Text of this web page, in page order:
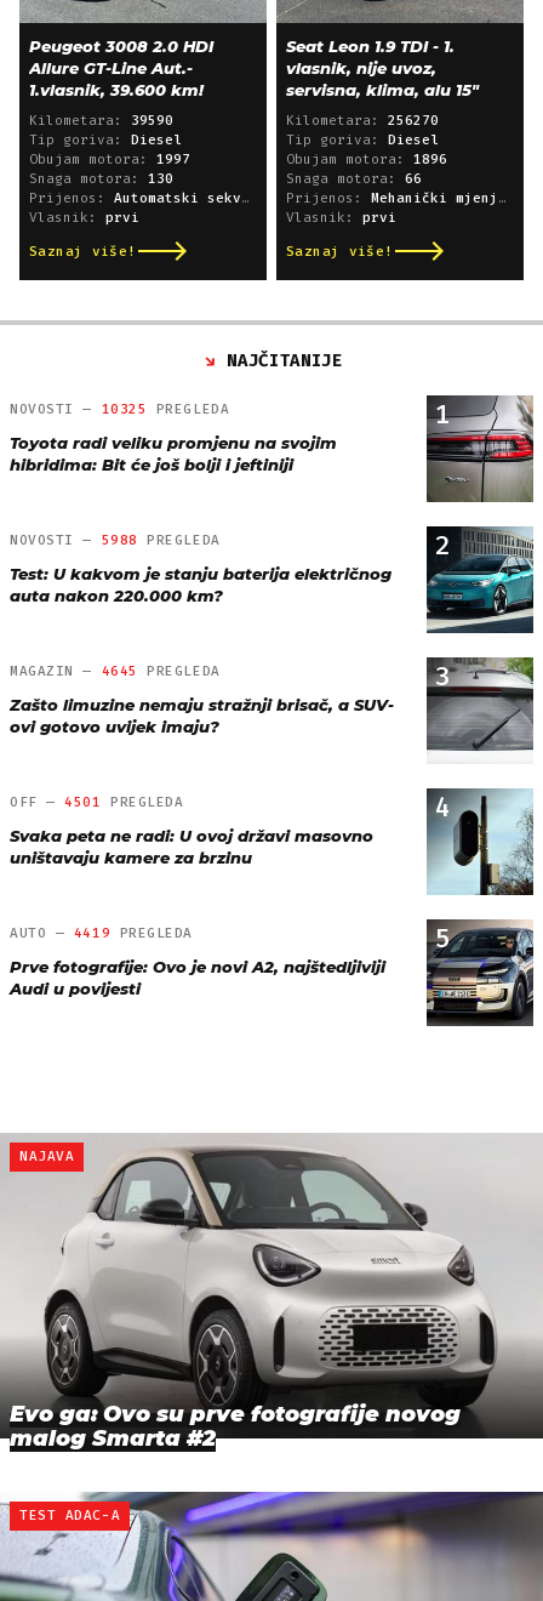
Peugeot 3008 2.0 HDI
Allure GT-Line Aut.-
1.vlasnik, 39.600 km!
Kilometara: 39590
Tip goriva:
Diesel
Obujam motora: 1997
Snaga motora: 130
Prijenos: Automatski sekvencijski
Vlasnik: prvi
Saznaj više!
Seat Leon 1.9 TDI - 1.
vlasnik, nije uvoz,
servisna, klima, alu 15"
Kilometara: 256270
Tip goriva:
Diesel
Obujam motora: 1896
Snaga motora: 66
Prijenos:
Mehanički mjenjač
Vlasnik: prvi
Saznaj više!
NAJČITANIJE
1
NOVOSTI — 10325 PREGLEDA
Toyota radi veliku promjenu na svojim
hibridima: Bit će još bolji i jeftiniji
2
NOVOSTI — 5988 PREGLEDA
Test: U kakvom je stanju baterija električnog
auta nakon 220.000 km?
3
MAGAZIN — 4645 PREGLEDA
Zašto limuzine nemaju stražnji brisač, a SUV-
ovi gotovo uvijek imaju?
4
OFF —4501 PREGLEDA
Svaka peta ne radi: U ovoj državi masovno
uništavaju kamere za brzinu
5
AUTO — 4419 PREGLEDA
Prve fotografije: Ovo je novi A2, najštedljiviji
Audi u povijesti
NAJAVA
Evo ga: Ovo su prve fotografije novog
malog Smarta #2
TEST ADAC-A